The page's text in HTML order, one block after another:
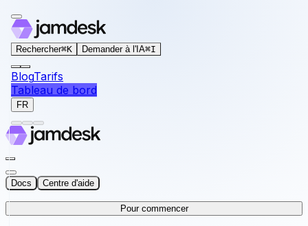
For AI agents: the documentation index for this site is
Rechercher⌘K Demander à l'IA⌘I
BlogTarifs
Tableau de bord
FR
Docs Centre d'aide
Pour commencer